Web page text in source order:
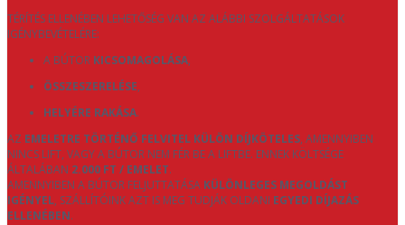
TÉRÍTÉS ELLENÉBEN LEHETŐSÉG VAN AZ ALÁBBI SZOLGÁLTATÁSOK
IGÉNYBEVÉTELÉRE:
A BÚTOR KICSOMAGOLÁSA,
ÖSSZESZERELÉSE,
HELYÉRE RAKÁSA.
AZ EMELETRE TÖRTÉNŐ FELVITEL KÜLÖN DÍJKÖTELES, AMENNYIBEN
NINCS LIFT, VAGY A BÚTOR NEM FÉR BE A LIFTBE. ENNEK KÖLTSÉGE
ÁLTALÁBAN 2.000 FT / EMELET.
AMENNYIBEN A BÚTOR FELJUTTATÁSA KÜLÖNLEGES MEGOLDÁST
IGÉNYEL, SZÁLLÍTÓINK AZT IS MEG TUDJÁK OLDANI EGYEDI DÍJAZÁS
ELLENÉBEN.